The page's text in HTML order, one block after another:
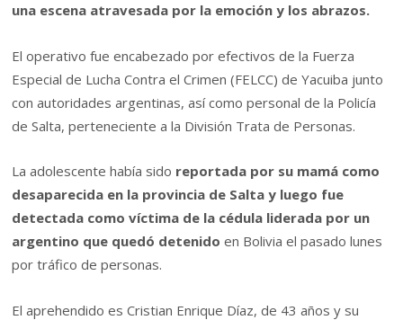
una escena atravesada por la emoción y los abrazos.
El operativo fue encabezado por efectivos de la Fuerza
Especial de Lucha Contra el Crimen (FELCC) de Yacuiba junto
con autoridades argentinas, así como personal de la Policía
de Salta, perteneciente a la División Trata de Personas.
La adolescente había sido reportada por su mamá como
desaparecida en la provincia de Salta y luego fue
detectada como víctima de la cédula liderada por un
argentino que quedó detenidoen Bolivia el pasado lunes
por tráfico de personas.
El aprehendido es Cristian Enrique Díaz, de 43 años y su